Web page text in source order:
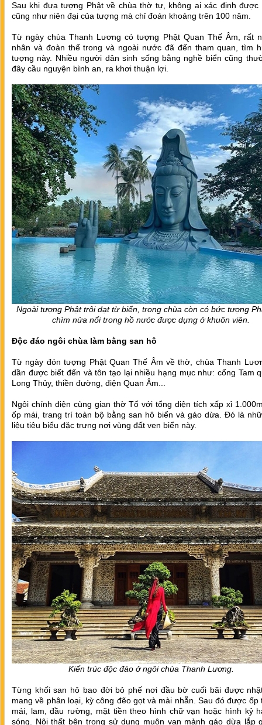
Sau khi đưa tượng Phật về chùa thờ tự, không ai xác định được
cũng như niên đại của tượng mà chỉ đoán khoảng trên 100 năm.
Từ ngày chùa Thanh Lương có tượng Phật Quan Thế Âm, rất
nhân và đoàn thể trong và ngoài nước đã đến tham quan, tìm
tượng này. Nhiều người dân sinh sống bằng nghề biển cũng
đây cầu nguyện bình an, ra khơi thuận lợi.
Ngoài tượng Phật trôi dạt từ biển, trong chùa còn có bức tượng
chìm nửa nổi trong hồ nước được dựng ở khuôn viên.
Độc đáo ngôi chùa làm bằng san hô
Từ ngày đón tượng Phật Quan Thế Âm về thờ, chùa Thanh
dần được biết đến và tôn tạo lại nhiều hạng mục như: cổng Tam
Long Thủy, thiền đường, điện Quan Âm...
Ngôi chính điện cùng gian thờ Tổ với tổng diện tích xấp xỉ
ốp mái, trang trí toàn bộ bằng san hô biển và gáo dừa. Đó là
liệu tiêu biểu đặc trưng nơi vùng đất ven biển này.
Kiến trúc độc đáo ở ngôi chùa Thanh Lương.
Từng khối san hô bao đời bỏ phế nơi đầu bờ cuối bãi được
mang về phân loại, kỳ công đẽo gọt và mài nhẵn. Sau đó được ốp
mái, lam, đầu rường, mặt tiền theo hình chữ vạn hoặc hình kỷ
sóng. Nội thất bên trong sử dụng muôn vạn mảnh gáo dừa lắp